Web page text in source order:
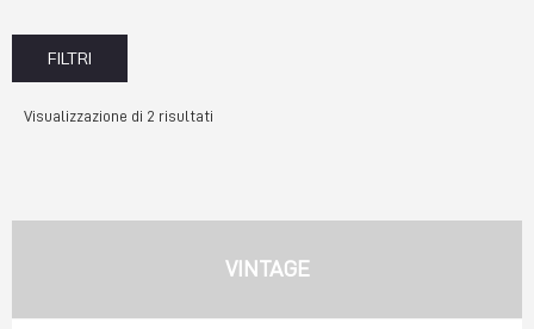
FILTRI
Visualizzazione di 2 risultati
VINTAGE